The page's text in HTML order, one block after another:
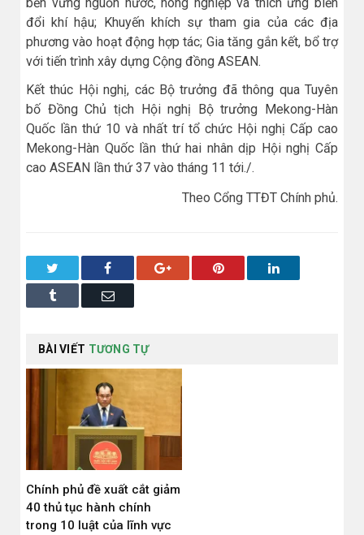
đổi khí hậu; Khuyến khích sự tham gia của các địa
phương vào hoạt động hợp tác; Gia tăng gắn kết, bổ trợ
với tiến trình xây dựng Cộng đồng ASEAN.
Kết thúc Hội nghị, các Bộ trưởng đã thông qua Tuyên
bố Đồng Chủ tịch Hội nghị Bộ trưởng Mekong-Hàn
Quốc lần thứ 10 và nhất trí tổ chức Hội nghị Cấp cao
Mekong-Hàn Quốc lần thứ hai nhân dịp Hội nghị Cấp
cao ASEAN lần thứ 37 vào tháng 11 tới./.
Theo Cổng TT​ĐT Chính phủ.
Facebook Google+ Pinterest LinkedIn
Tumblr Email
BÀI VIẾT TƯƠNG TỰ
Chính phủ đề xuất cắt giảm
40 thủ tục hành chính
trong 10 luật của lĩnh vực